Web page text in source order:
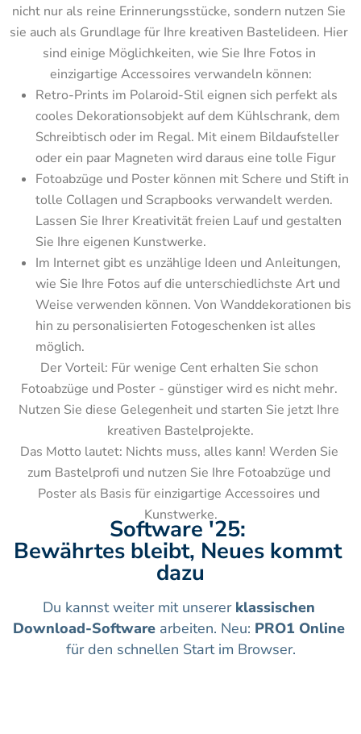
nicht nur als reine Erinnerungsstücke, sondern nutzen Sie
sie auch als Grundlage für Ihre kreativen Bastelideen. Hier
sind einige Möglichkeiten, wie Sie Ihre Fotos in
einzigartige Accessoires verwandeln können:
Retro-Prints im Polaroid-Stil eignen sich perfekt als
cooles Dekorationsobjekt auf dem Kühlschrank, dem
Schreibtisch oder im Regal. Mit einem Bildaufsteller
oder ein paar Magneten wird daraus eine tolle Figur
Fotoabzüge und Poster können mit Schere und Stift in
tolle Collagen und Scrapbooks verwandelt werden.
Lassen Sie Ihrer Kreativität freien Lauf und gestalten
Sie Ihre eigenen Kunstwerke.
Im Internet gibt es unzählige Ideen und Anleitungen,
wie Sie Ihre Fotos auf die unterschiedlichste Art und
Weise verwenden können. Von Wanddekorationen bis
hin zu personalisierten Fotogeschenken ist alles
möglich.
Der Vorteil: Für wenige Cent erhalten Sie schon
Fotoabzüge und Poster - günstiger wird es nicht mehr.
Nutzen Sie diese Gelegenheit und starten Sie jetzt Ihre
kreativen Bastelprojekte.
Das Motto lautet: Nichts muss, alles kann! Werden Sie
zum Bastelprofi und nutzen Sie Ihre Fotoabzüge und
Poster als Basis für einzigartige Accessoires und
Kunstwerke.
Software '25:
Bewährtes bleibt, Neues kommt
dazu
Du kannst weiter mit unserer klassischen
Download-Software arbeiten. Neu: PRO1 Online
für den schnellen Start im Browser.